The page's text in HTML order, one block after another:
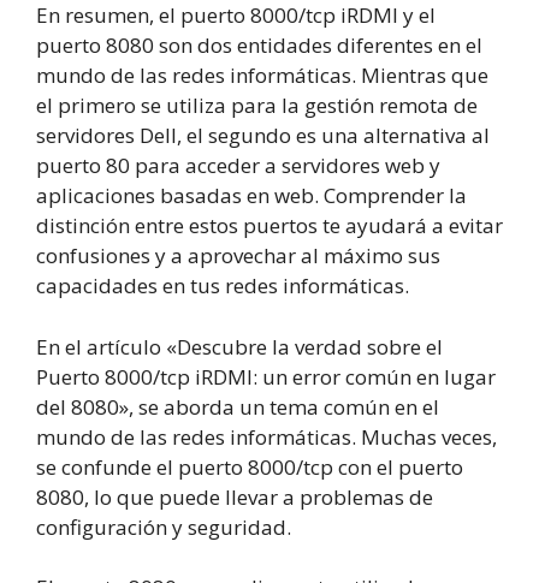
En resumen, el puerto 8000/tcp iRDMI y el
puerto 8080 son dos entidades diferentes en el
mundo de las redes informáticas. Mientras que
el primero se utiliza para la gestión remota de
servidores Dell, el segundo es una alternativa al
puerto 80 para acceder a servidores web y
aplicaciones basadas en web. Comprender la
distinción entre estos puertos te ayudará a evitar
confusiones y a aprovechar al máximo sus
capacidades en tus redes informáticas.
En el artículo «Descubre la verdad sobre el
Puerto 8000/tcp iRDMI: un error común en lugar
del 8080», se aborda un tema común en el
mundo de las redes informáticas. Muchas veces,
se confunde el puerto 8000/tcp con el puerto
8080, lo que puede llevar a problemas de
configuración y seguridad.